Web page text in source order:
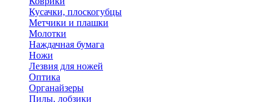
Кусачки, плоскогубцы
Метчики и плашки
Молотки
Наждачная бумага
Ножи
Лезвия для ножей
Оптика
Органайзеры
Пилы, лобзики